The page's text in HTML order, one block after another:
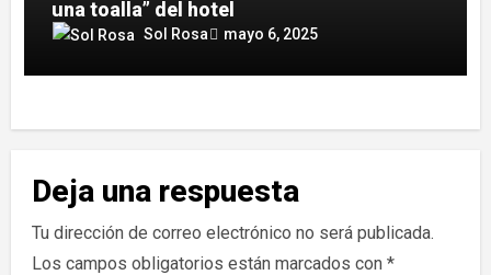
una toalla” del hotel
Sol Rosa mayo 6, 2025
Deja una respuesta
Tu dirección de correo electrónico no será publicada.
Los campos obligatorios están marcados con *